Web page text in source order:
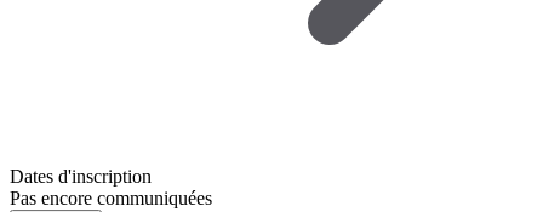
Dates d'inscription
Pas encore communiquées